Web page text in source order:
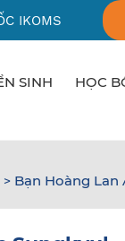
IKOMS
SINH HỌC
> Bạn Hoàng